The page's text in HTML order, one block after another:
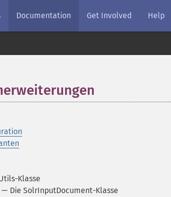
Documentation Get Involved Help
Klasse
— Die SolrInputDocument-Klasse